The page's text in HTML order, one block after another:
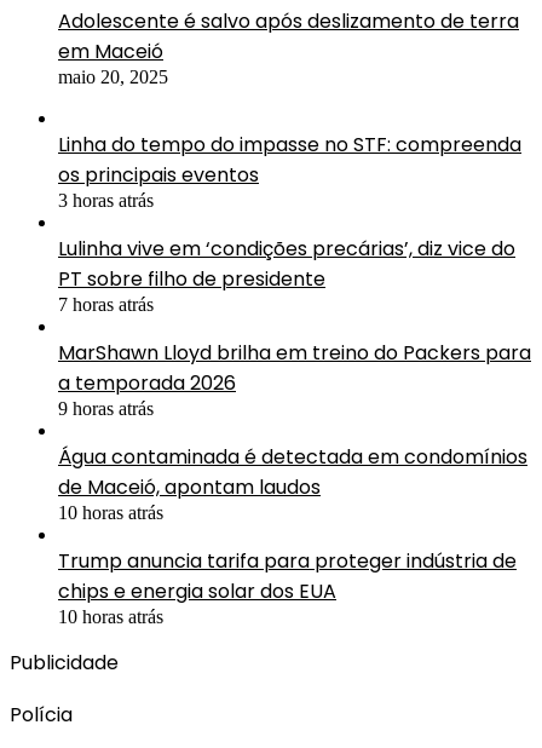
Adolescente é salvo após deslizamento de terra
em Maceió
maio 20, 2025
Linha do tempo do impasse no STF: compreenda
os principais eventos
3 horas atrás
Lulinha vive em ‘condições precárias’, diz vice do
PT sobre filho de presidente
7 horas atrás
MarShawn Lloyd brilha em treino do Packers para
a temporada 2026
9 horas atrás
Água contaminada é detectada em condomínios
de Maceió, apontam laudos
10 horas atrás
Trump anuncia tarifa para proteger indústria de
chips e energia solar dos EUA
10 horas atrás
Publicidade
Polícia